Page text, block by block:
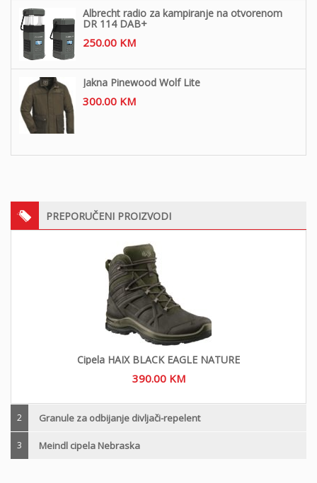
Albrecht radio za kampiranje na otvorenom
DR 114 DAB+
250.00 KM
Jakna Pinewood Wolf Lite
300.00 KM
PREPORUČENI PROIZVODI
Cipela HAIX BLACK EAGLE NATURE
390.00 KM
2 Granule za odbijanje divljači-repelent
3 Meindl cipela Nebraska